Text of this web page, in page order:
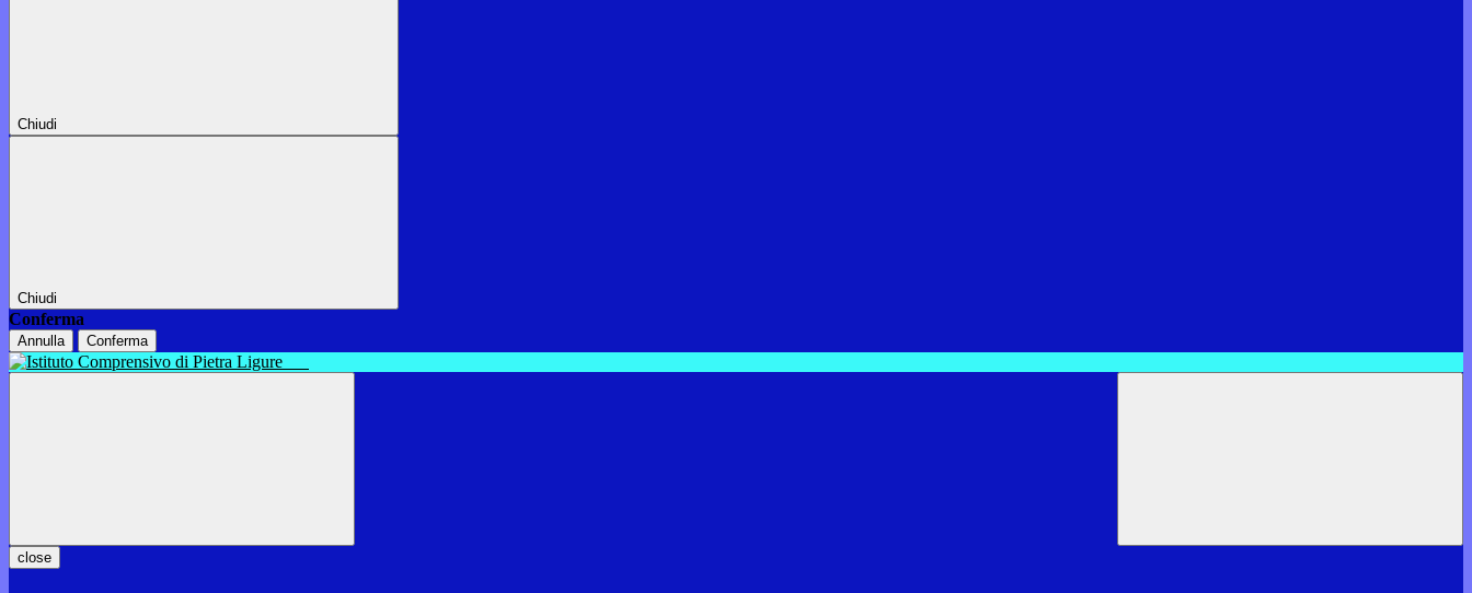
Chiudi
Chiudi
Conferma
Annulla Conferma
close